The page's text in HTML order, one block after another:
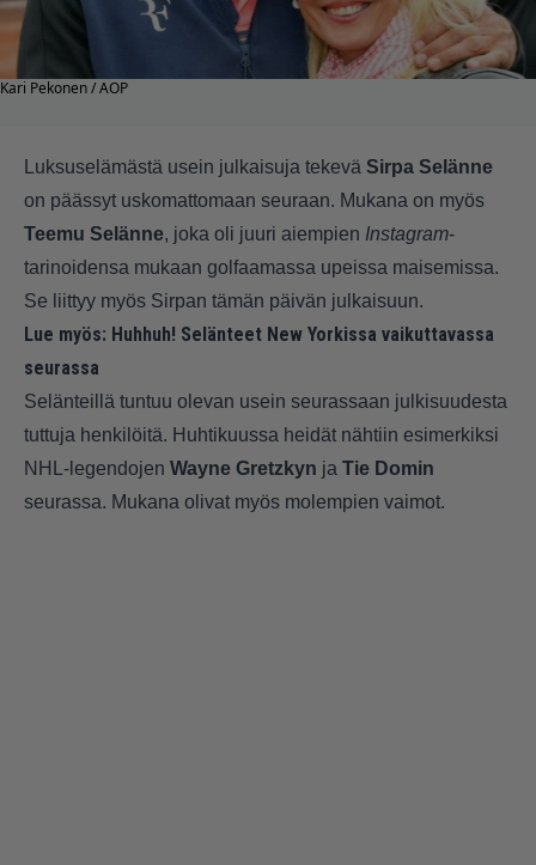
Kari Pekonen / AOP
Luksuselämästä usein julkaisuja tekevä Sirpa Selänne
on päässyt uskomattomaan seuraan. Mukana on myös
Teemu Selänne, joka oli juuri aiempien Instagram-
tarinoidensa mukaan golfaamassa upeissa maisemissa.
Se liittyy myös Sirpan tämän päivän julkaisuun.
Lue myös: Huhhuh! Selänteet New Yorkissa vaikuttavassa
seurassa
Selänteillä tuntuu olevan usein seurassaan julkisuudesta
tuttuja henkilöitä. Huhtikuussa heidät nähtiin esimerkiksi
NHL-legendojen Wayne Gretzkyn ja Tie Domin
seurassa. Mukana olivat myös molempien vaimot.